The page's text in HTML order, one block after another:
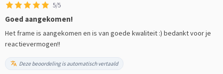
5/5
Goed aangekomen!
Het frame is aangekomen en is van goede kwaliteit :) bedankt voor je
reactievermogen!!
Deze beoordeling is automatisch vertaald